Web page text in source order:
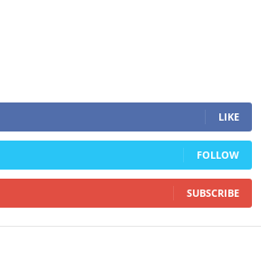
LIKE
FOLLOW
SUBSCRIBE